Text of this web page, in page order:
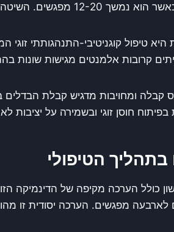
מתאימה במיוחד לזוגות המחפשים חיבור רגשי עמוק יותר.
טיפול קוגניטיבי-התנהגותתי זוגי
קרובות אלמנטים מגישות שונות
קבלה ומחויבות מדגיש קבלת הבדלים
חוסן זוגי ובשמירה על יציבות
הטיפולי
כולל הערכה מקיפה של הדינמיקה
לארבעה מפגשים. הערכה יסודית זו